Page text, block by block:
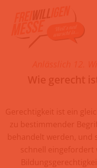
Wie gerecht
Gerechtigkeit ist ein
zu bestimmender
behandelt werden, und
schnell eingefordert